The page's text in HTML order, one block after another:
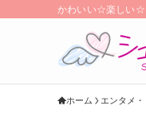
かわいい☆楽しい☆
ホーム エンタメ